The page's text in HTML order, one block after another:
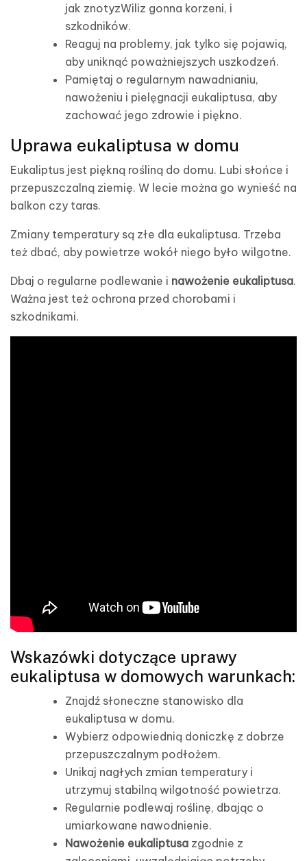
jak znotyzWiliz gonna korzeni, i
szkodników.
Reaguj na problemy, jak tylko się pojawią,
aby uniknąć poważniejszych uszkodzeń.
Pamiętaj o regularnym nawadnianiu,
nawożeniu i pielęgnacji eukaliptusa, aby
zachować jego zdrowie i piękno.
Uprawa eukaliptusa w domu
Eukaliptus jest piękną rośliną do domu. Lubi słońce i
przepuszczalną ziemię. W lecie można go wynieść na
balkon czy taras.
Zmiany temperatury są złe dla eukaliptusa. Trzeba
też dbać, aby powietrze wokół niego było wilgotne.
Dbaj o regularne podlewanie i nawożenie eukaliptusa.
Ważna jest też ochrona przed chorobami i
szkodnikami.
Wskazówki dotyczące uprawy
eukaliptusa w domowych warunkach:
Znajdź słoneczne stanowisko dla
eukaliptusa w domu.
Wybierz odpowiednią doniczkę z dobrze
przepuszczalnym podłożem.
Unikaj nagłych zmian temperatury i
utrzymuj stabilną wilgotność powietrza.
Regularnie podlewaj roślinę, dbając o
umiarkowane nawodnienie.
Nawożenie eukaliptusa zgodnie z